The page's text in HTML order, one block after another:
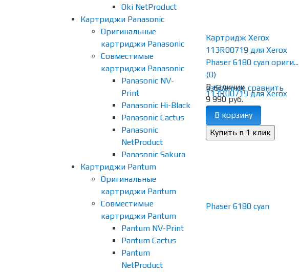
Oki NetProduct
Картриджи Panasonic
Оригинальные
картриджи Panasonic
Совместимые
картриджи Panasonic
Panasonic NV-
Print
Panasonic Hi-Black
Panasonic Cactus
Panasonic
NetProduct
Panasonic Sakura
Картриджи Pantum
Оригинальные
картриджи Pantum
Совместимые
картриджи Pantum
Pantum NV-Print
Pantum Cactus
Pantum
NetProduct
избранное сравнить
Картридж Xerox
113R00719 для Xerox
Phaser 6180 cyan ориги...
(0)
В наличии
9 990 руб.
В корзину